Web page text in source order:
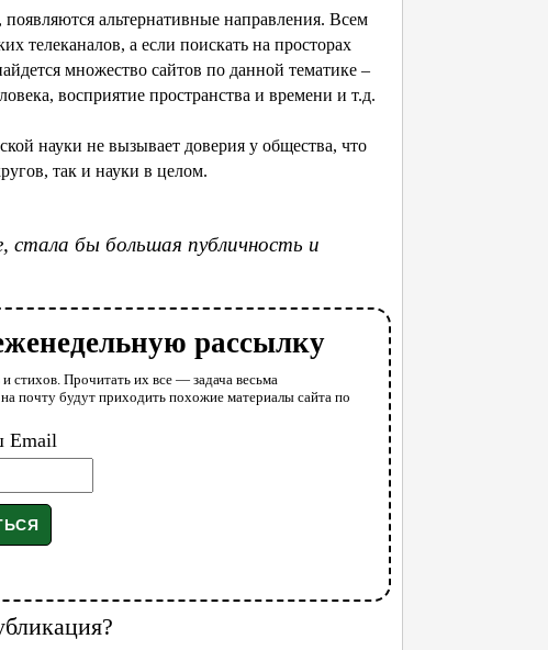
альтернативные направления. Всем
телеканалов, а если поискать на просторах
множество сайтов по данной тематике –
восприятие пространства и времени и т.д.
науки не вызывает доверия у общества, что
так и науки в целом.
бы большая публичность и
рассылку
стихов. Прочитать их все — задача весьма
почту будут приходить похожие материалы сайта по
Email